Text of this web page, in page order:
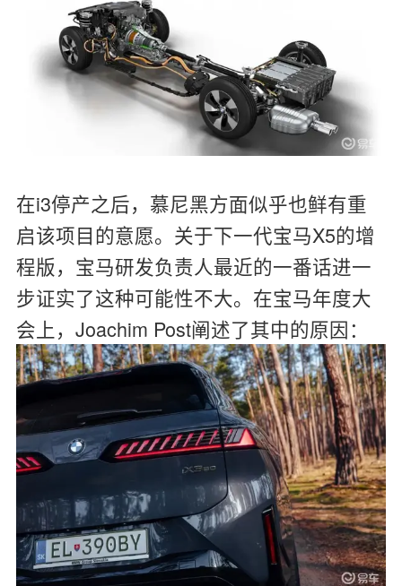
在i3停产之后，慕尼黑方面似乎也鲜有重
启该项目的意愿。关于下一代宝马X5的增
程版，宝马研发负责人最近的一番话进一
步证实了这种可能性不大。在宝马年度大
会上，Joachim Post阐述了其中的原因：